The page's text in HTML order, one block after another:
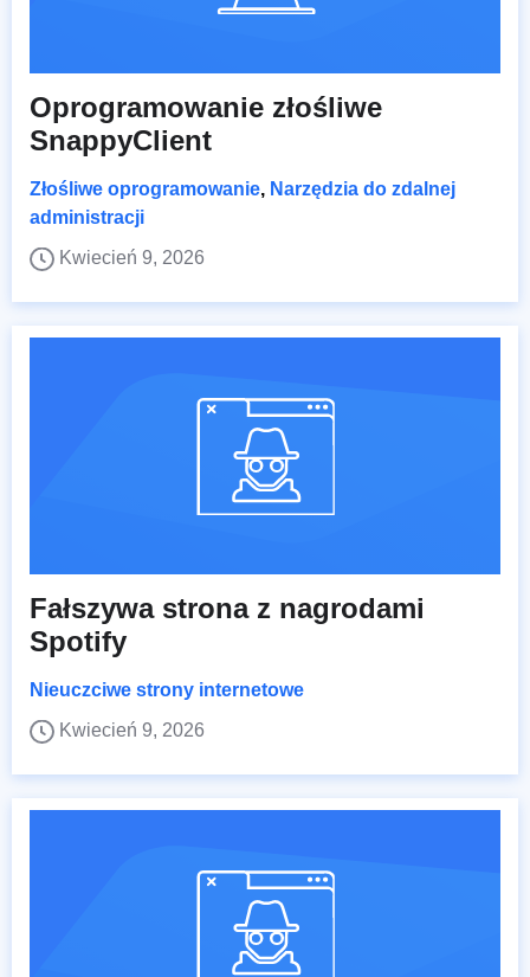
Oprogramowanie złośliwe
SnappyClient
Złośliwe oprogramowanie, Narzędzia do zdalnej
administracji
Kwiecień 9, 2026
Fałszywa strona z nagrodami
Spotify
Nieuczciwe strony internetowe
Kwiecień 9, 2026